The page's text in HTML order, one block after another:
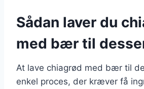
Sådan laver du
med bær til
At lave chiagrød med bær til
enkel proces, der kræver få